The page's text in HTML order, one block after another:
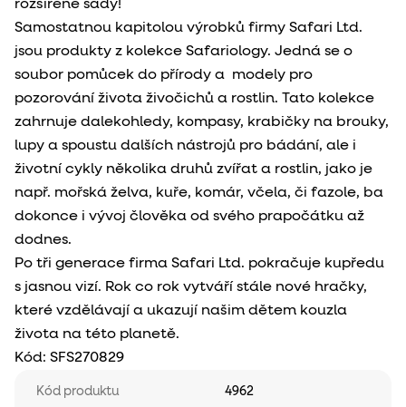
rozšířené sady!
Samostatnou kapitolou výrobků firmy Safari Ltd.
jsou produkty z kolekce Safariology. Jedná se o
soubor pomůcek do přírody a modely pro
pozorování života živočichů a rostlin. Tato kolekce
zahrnuje dalekohledy, kompasy, krabičky na brouky,
lupy a spoustu dalších nástrojů pro bádání, ale i
životní cykly několika druhů zvířat a rostlin, jako je
např. mořská želva, kuře, komár, včela, či fazole, ba
dokonce i vývoj člověka od svého prapočátku až
dodnes.
Po tři generace firma Safari Ltd. pokračuje kupředu
s jasnou vizí. Rok co rok vytváří stále nové hračky,
které vzdělávají a ukazují našim dětem kouzla
života na této planetě.
Kód: SFS270829
Kód produktu 4962